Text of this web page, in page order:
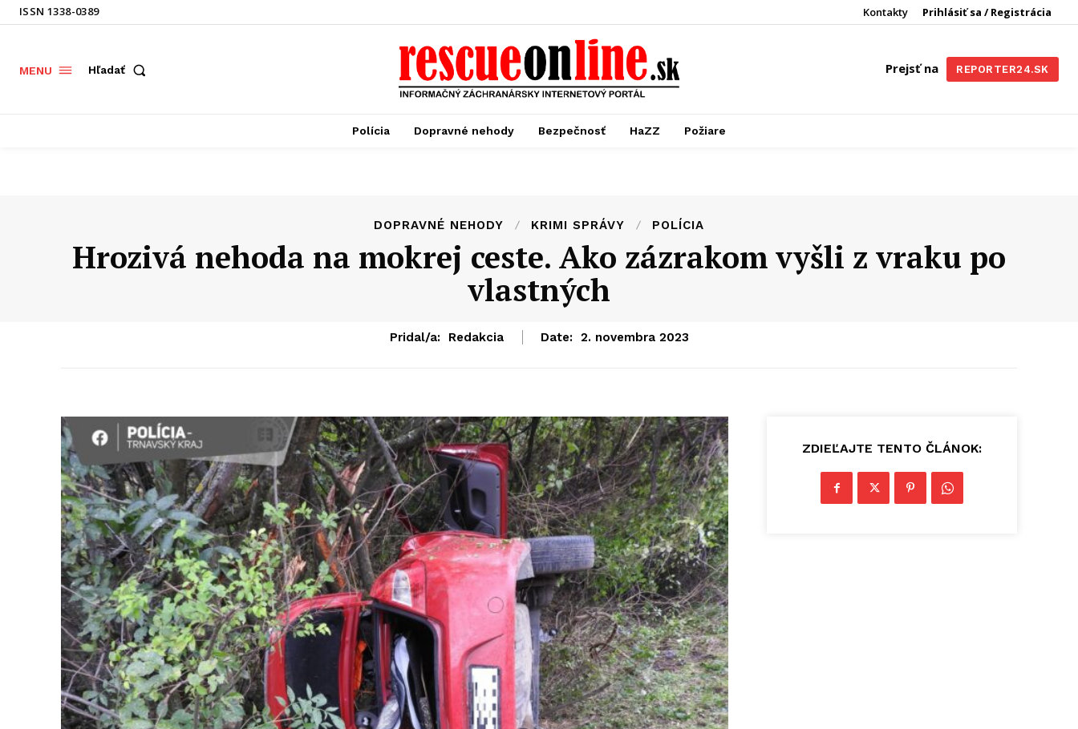
ISSN 1338-0389 Prihlásiť sa / Registrácia
Kontakty
MENU Hľadať Prejsť na REPORTER24.SK
Polícia Dopravné nehody Bezpečnosť HaZZ Požiare
DOPRAVNÉ NEHODY KRIMI SPRÁVY POLÍCIA
Hrozivá nehoda na mokrej ceste. Ako zázrakom vyšli z vraku po
vlastných
Pridal/a: Redakcia Date: 2. novembra 2023
ZDIEĽAJTE TENTO ČLÁNOK: